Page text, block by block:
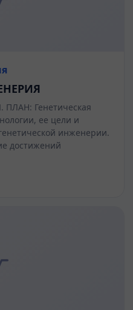
Генетическая
ее цели и
инженерии.
достижений